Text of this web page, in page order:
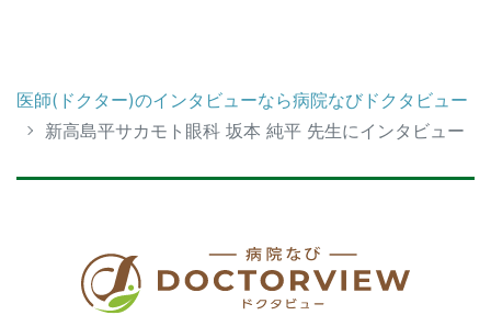
医師(ドクター)のインタビューなら病院なびドクタビュー
新高島平サカモト眼科 坂本 純平 先生にインタビュー